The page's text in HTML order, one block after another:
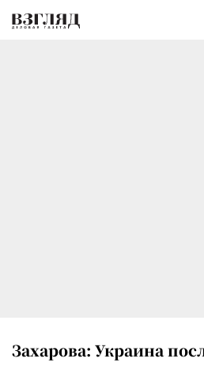
Захарова: Украина